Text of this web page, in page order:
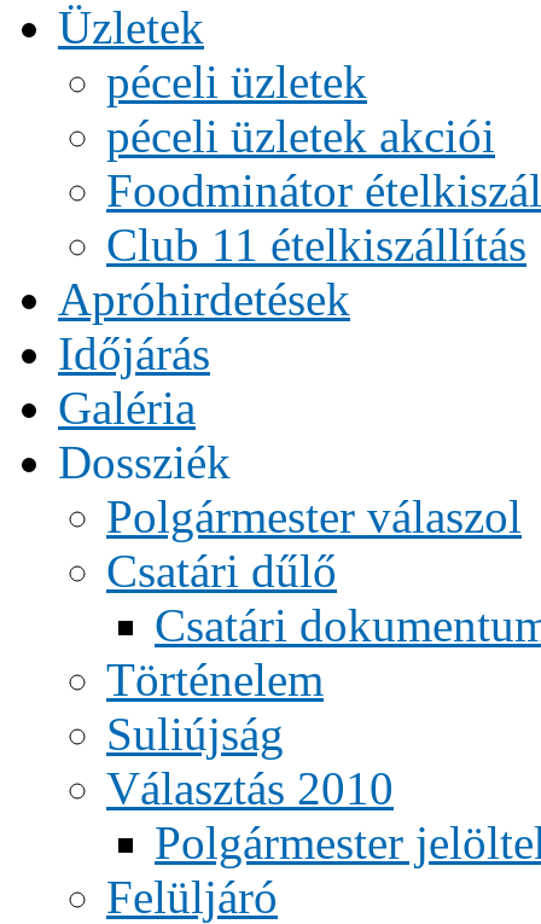
Üzletek
péceli üzletek
péceli üzletek akciói
Foodminátor
Club 11 ételkiszállítás
Apróhirdetések
Időjárás
Galéria
Dossziék
Polgármester válaszol
Csatári dűlő
Csatári
Történelem
Suliújság
Választás 2010
Polgármester
Felüljáró